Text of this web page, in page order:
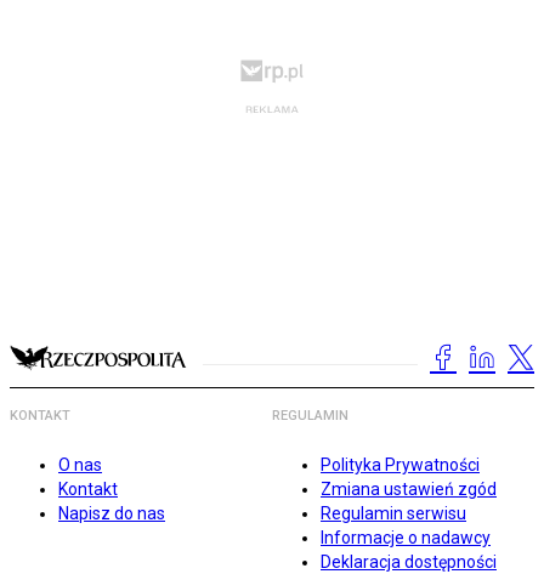
KONTAKT
O nas
Kontakt
Napisz do nas
REGULAMIN
Polityka Prywatności
Zmiana ustawień zgód
Regulamin serwisu
Informacje o nadawcy
Deklaracja dostępności